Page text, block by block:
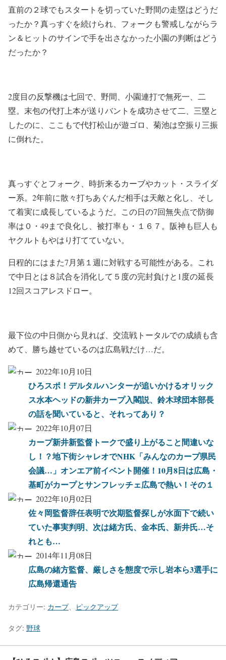
直前の２球でもスタートを切っていた野間の走塁はどうだ
ったか？真っすぐを続けられ、フォークも警戒しながらラ
ン＆ヒットのサインで手を出さなかった小園の判断はどう
だったか？
2度目の反撃機は七回で、野間、小園連打で無死一、二
塁。末包の代打上本が送りバントを成功させて二、三塁と
したのに、ここもで代打松山が遊ゴロ、菊池は空振り三振
に倒れた。
真っすぐとフォーク、時折来るカーブやカット・スライダ
ー系。2年前に散々打ちあぐんだ相手は天敵と化し、そし
て着実に成長しているようだ。この日の7回無失点で防御
率は０・49まで良化し、被打率も・１６７。阪神も巨人も
ヤクルトもやはり打てていない。
日程的にはまた7月第１週に対戦する可能性がある。これ
で中日とは８試合を消化して５度の完封負けと1度の延長
12回スコアレスドロー。
最下位の中日側から見れば、交流戦トータルでの成績も含
めて、勝ち越せているのは広島戦だけ…だ。
2022年10月10日
ひろスポ！デルタルハンターが追いかけるオリック
ス水本ヘッドの新井カープ入閣説、鈴木球団本部長
の話を聞いていると、それってあり？
2022年10月07日
カープ新井新監督トークで盛り上がること間違いな
し！？地下街シャレオでNHK「みんなのカープ県民
会議…」オンエア前イベント開催！10月8日は広島・
基町がカープとサンフレッチェ広島で熱い！その１
2022年10月02日
佐々岡監督辞任表明で次期監督探しが水面下で続い
ていた事実判明、次は緒方氏、金本氏、新井氏…そ
れとも…
2014年11月08日
広島の緒方監督、厳しさを態度で示し岩本ら3選手に
広島帰還通告
カテゴリー: カープ、 ピックアップ
タグ: 野球